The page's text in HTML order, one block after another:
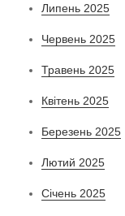
Липень 2025
Червень 2025
Травень 2025
Квітень 2025
Березень 2025
Лютий 2025
Січень 2025